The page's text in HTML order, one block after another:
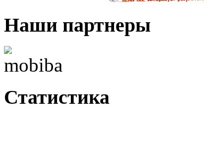
Наши партнеры
Статистика